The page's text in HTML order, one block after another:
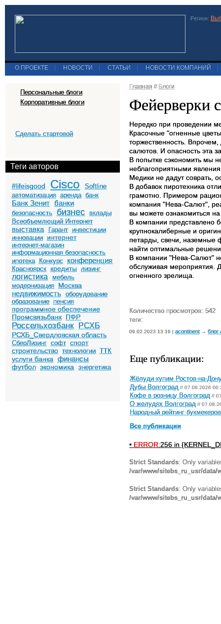
Регион:
О ПРОЕКТЕ НОВОСТИ СТАТЬИ НОВОСТИ КОМПАНИЙ
Персональные блоги
Корпоративные блоги
Сделать стартовой
Теги авторов
#lifeisgood Cisco
Softline
автоматизация аренда банк
Банк Зенит банки
безопасность бизнес
вклады
Всеобъемлющий Интернет
выставка Гарант инвестиции
инновации
интернет
интернет-магазин
информационная безопасность
ипотека
Конкурс конференция
Красноярск кредиты лизинг
логистика
мебель
модернизация
Москва
недвижимость оборудование
образование пенсия
программное обеспечение
Промсвязьбанк ПФР
Россельхозбанк РСХБ
РСХБ_Свердловская область
СберЛизинг софт спорт
строительство технологии ТТК
услуги банка финансы
футбол экономика энергетика
Главная // Блоги
Фейерверки
Нередко при проведении
Красочные "огненные
торжественность.
салютов. И опасность эта
В попытке сэкономить мы
неблагоприятными
Медики не дадут соврать,
В добавок пиротехника
грамотно. Примером
компания "Нева-Салют",
вы можете ознакомиться
В компании представлено
крупнокалиберные и
петарды, свечи, наземные
найти оптимальные
В компании "Нева-Салют"
обслуживая мероприятия.
огненного зрелища.
Количество просмотров: 542
теги:
09.02.2023 13:19 | acontinent → блог
Еще публикации:
Жёлуди купим Ростов-на-
Дубы Волгоград // 07.08.2026
Кофе в розницу Волгоград //
О желудях Волгоград //
Народный рейтинг
Все публикации
• ERROR:256 in
Strict Standards: Only
/var/www/sitebs_ru_usr/
Strict Standards: Only
/var/www/sitebs_ru_usr/